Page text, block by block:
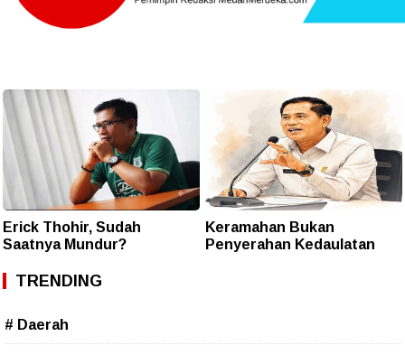
Erick Thohir, Sudah
Saatnya Mundur?
Keramahan Bukan
Penyerahan Kedaulatan
TRENDING
# Daerah